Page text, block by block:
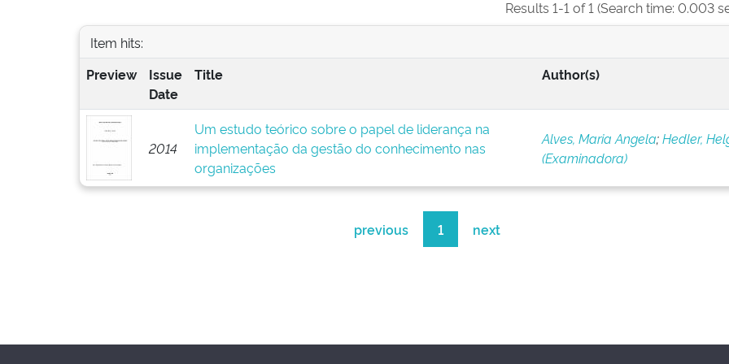
Results 1-1 of 1 (Search time: 0.003
Item hits:
Preview
Issue
Date
Title Author(s)
2014
Um estudo teórico sobre o papel de liderança na
implementação da gestão do conhecimento nas
organizações
Alves, Maria Angela;Hedler,
(Examinadora)
previous 1 next